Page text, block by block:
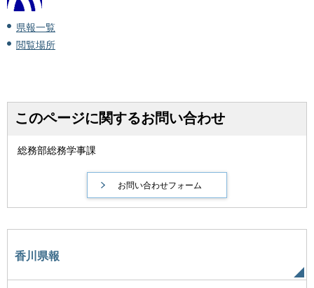
県報一覧
閲覧場所
このページに関するお問い合わせ
総務部総務学事課
香川県報